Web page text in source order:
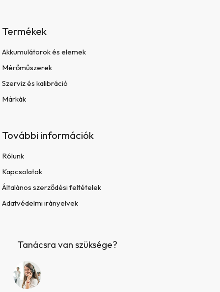
Termékek
Akkumulátorok és elemek
Mérőműszerek
Szerviz és kalibráció
Márkák
További információk
Rólunk
Kapcsolatok
Általános szerződési feltételek
Adatvédelmi irányelvek
Tanácsra van szüksége?